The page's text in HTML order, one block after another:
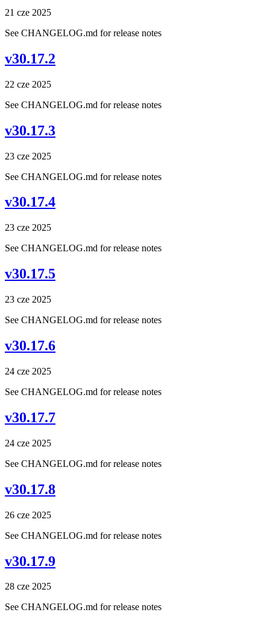
21 cze 2025
See CHANGELOG.md for release notes
v30.17.2
22 cze 2025
See CHANGELOG.md for release notes
v30.17.3
23 cze 2025
See CHANGELOG.md for release notes
v30.17.4
23 cze 2025
See CHANGELOG.md for release notes
v30.17.5
23 cze 2025
See CHANGELOG.md for release notes
v30.17.6
24 cze 2025
See CHANGELOG.md for release notes
v30.17.7
24 cze 2025
See CHANGELOG.md for release notes
v30.17.8
26 cze 2025
See CHANGELOG.md for release notes
v30.17.9
28 cze 2025
See CHANGELOG.md for release notes